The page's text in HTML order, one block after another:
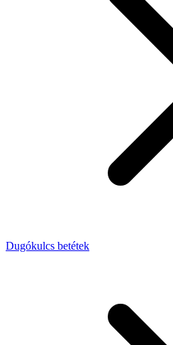
Dugókulcs betétek